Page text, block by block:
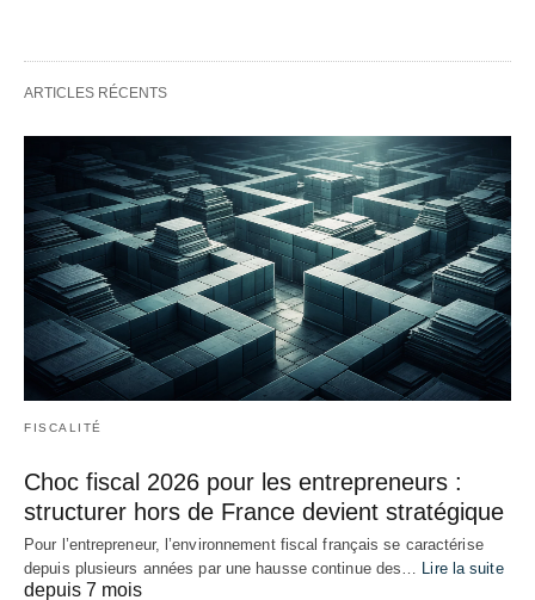
ARTICLES RÉCENTS
FISCALITÉ
Choc fiscal 2026 pour les entrepreneurs :
structurer hors de France devient stratégique
Pour l’entrepreneur, l’environnement fiscal français se caractérise
depuis plusieurs années par une hausse continue des… Lire la suite
depuis 7 mois